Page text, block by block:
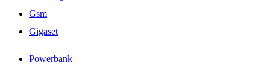
Gsm
Gigaset
Powerbank